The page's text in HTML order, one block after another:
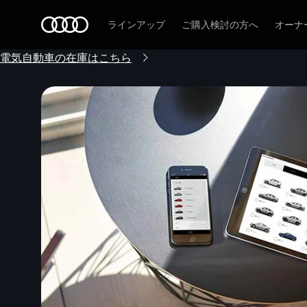
ラインアップ ご購入検討の方へ オーナ
電気自動車の在庫はこちら